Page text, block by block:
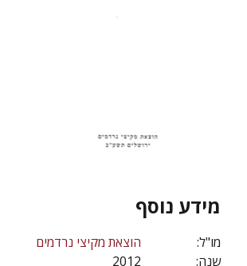
מידע נוסף
מו"ל:
הוצאת מקיצי נרדמים
שנה:
2012